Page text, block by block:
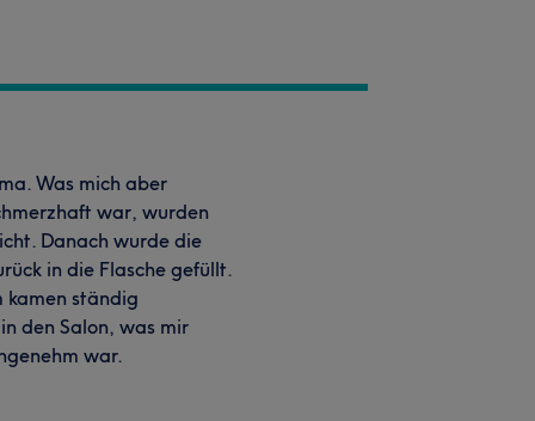
Was mich aber
war, wurden
Danach wurde die
in die Flasche gefüllt.
kamen ständig
den Salon, was mir
war.